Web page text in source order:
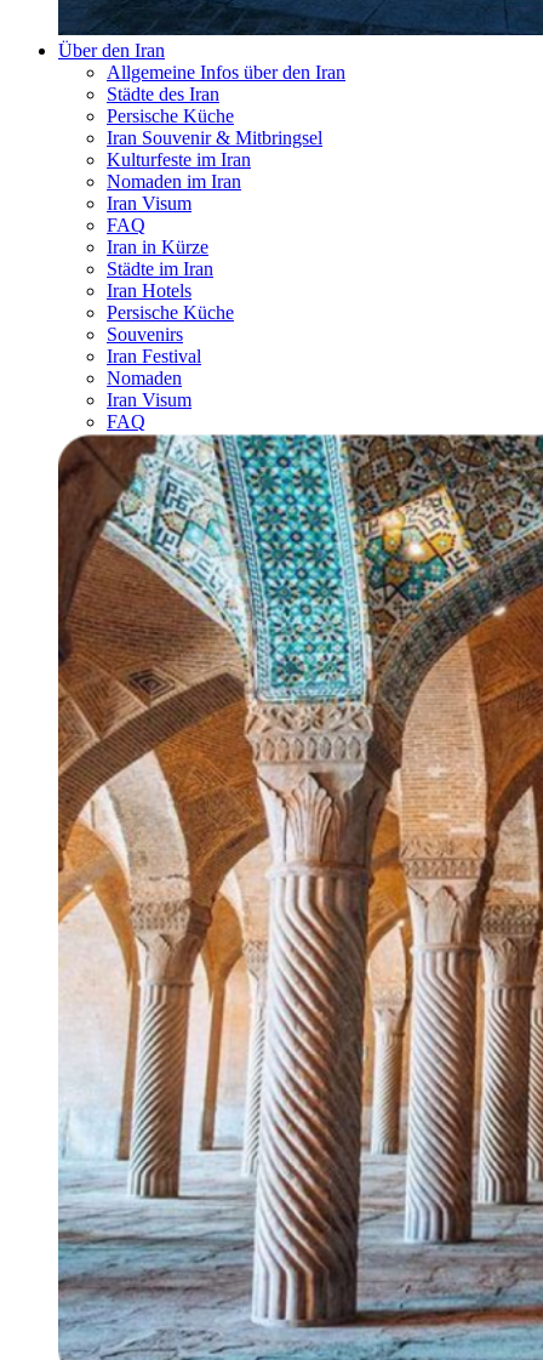
Über den Iran
Allgemeine Infos über den Iran
Städte des Iran
Persische Küche
Iran Souvenir & Mitbringsel
Kulturfeste im Iran
Nomaden im Iran
Iran Visum
FAQ
Iran in Kürze
Städte im Iran
Iran Hotels
Persische Küche
Souvenirs
Iran Festival
Nomaden
Iran Visum
FAQ